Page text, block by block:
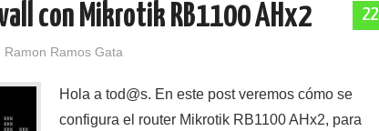
22
con Mikrotik RB1100 AHx2
Ramon Ramos Gata
Hola a tod@s. En este post veremos cómo se
configura el router Mikrotik RB1100 AHx2, para